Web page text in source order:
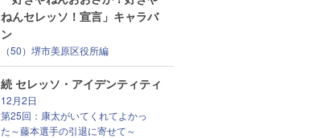
ねんセレッソ！宣言」キャラバ
ン
（50）堺市美原区役所編
続 セレッソ・アイデンティティ
12月2日
第25回：康太がいてくれてよかっ
た～藤本選手の引退に寄せて～